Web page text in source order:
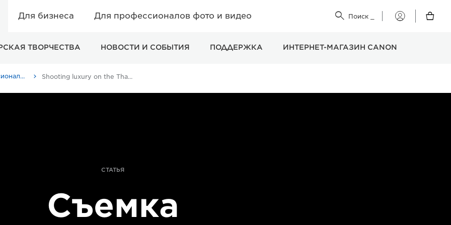
Для бизнеса Для профессионалов фото и видео  Поиск
Мой

ТВОРЧЕСТВА НОВОСТИ И СОБЫТИЯ ПОДДЕРЖКА ИНТЕРНЕТ-МАГАЗИН CANON
Истории от профессионалов: вдохновляющие идеи для печати, а также фото- и видеосъемки Shooting luxury on the Thames in 4K with Canon’s EOS C700
СТАТЬЯ
Съемка